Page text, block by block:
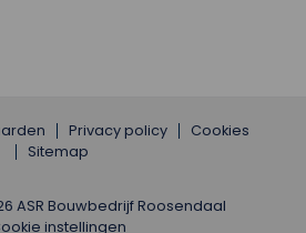
Privacy policy
Cookies
Sitemap
ASR Bouwbedrijf Roosendaal
instellingen